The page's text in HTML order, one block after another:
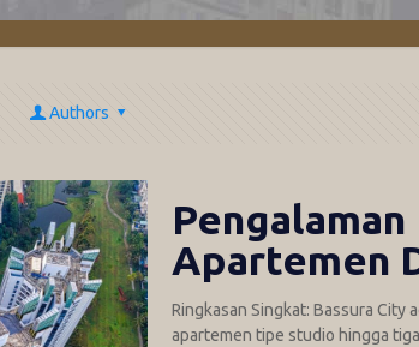
Authors
Apartemen
Ringkasan Singkat: Bassura City
apartemen tipe studio hingga